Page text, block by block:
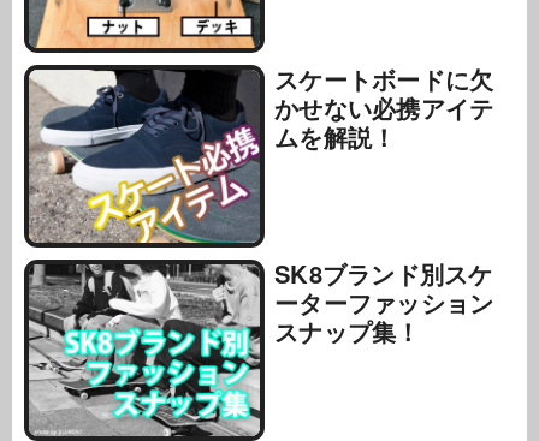
スケートボードに欠
かせない必携アイテ
ムを解説！
SK8ブランド別スケ
ーターファッション
スナップ集！